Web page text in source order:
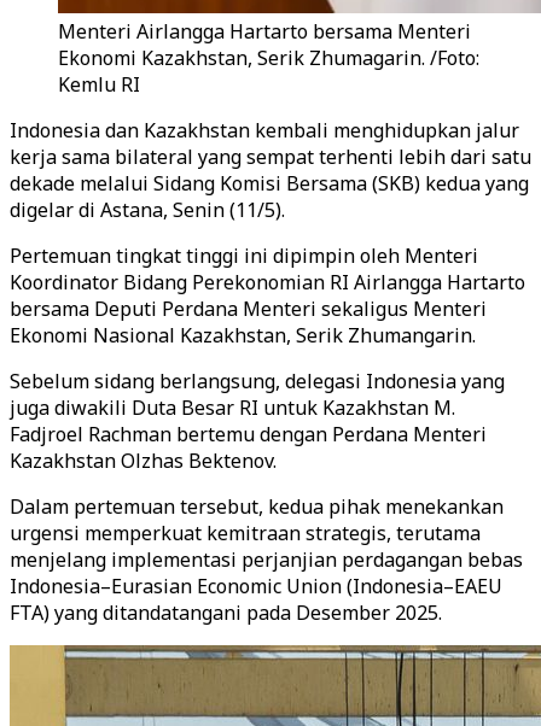
Menteri Airlangga Hartarto bersama Menteri
Ekonomi Kazakhstan, Serik Zhumagarin. /Foto:
Kemlu RI
Indonesia dan Kazakhstan kembali menghidupkan jalur
kerja sama bilateral yang sempat terhenti lebih dari satu
dekade melalui Sidang Komisi Bersama (SKB) kedua yang
digelar di Astana, Senin (11/5).
Pertemuan tingkat tinggi ini dipimpin oleh Menteri
Koordinator Bidang Perekonomian RI Airlangga Hartarto
bersama Deputi Perdana Menteri sekaligus Menteri
Ekonomi Nasional Kazakhstan, Serik Zhumangarin.
Sebelum sidang berlangsung, delegasi Indonesia yang
juga diwakili Duta Besar RI untuk Kazakhstan M.
Fadjroel Rachman bertemu dengan Perdana Menteri
Kazakhstan Olzhas Bektenov.
Dalam pertemuan tersebut, kedua pihak menekankan
urgensi memperkuat kemitraan strategis, terutama
menjelang implementasi perjanjian perdagangan bebas
Indonesia–Eurasian Economic Union (Indonesia–EAEU
FTA) yang ditandatangani pada Desember 2025.